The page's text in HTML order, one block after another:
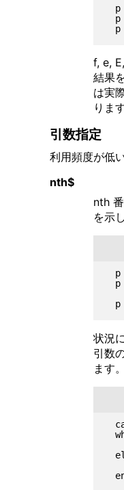
p
p
f, e,
結果
は実
ります
引数指定
利用頻度が低
nth$
nth
を示
p
p
状況
引数
ます。